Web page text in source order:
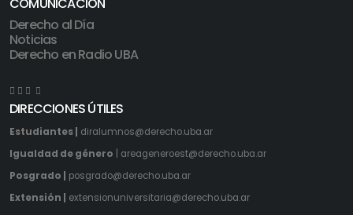
Derecho al Día
Noticias
Derecho en Radio UBA
DIRECCIONES ÚTILES
Estudiantes |
diralumnos@derecho.uba.ar
Igualdad de género
areageneroest@derecho.uba.ar
Posgrado |
posgrado@derecho.uba.ar
Extensión |
extensionuniversitaria@derecho.uba.ar